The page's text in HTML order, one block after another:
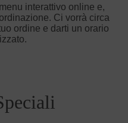
interattivo online e,
Ci vorrà circa
ordine e darti un orario